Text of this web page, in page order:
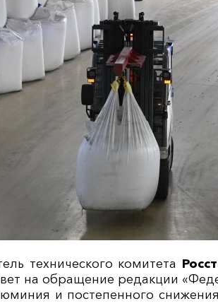
технического комитета
на обращение редакции
и постепенного